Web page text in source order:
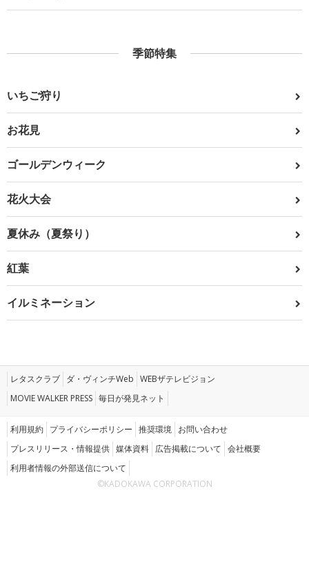
季節特集
いちご狩り
お花見
ゴールデンウィーク
花火大会
夏休み（夏祭り）
紅葉
イルミネーション
レタスクラブ ダ・ヴィンチWeb WEBザテレビジョン
MOVIE WALKER PRESS 毎日が発見ネット
利用規約 プライバシーポリシー 推奨環境 お問い合わせ
プレスリリース・情報提供 媒体資料 広告掲載について 会社概要
利用者情報の外部送信について
©KADOKAWA CORPORATION